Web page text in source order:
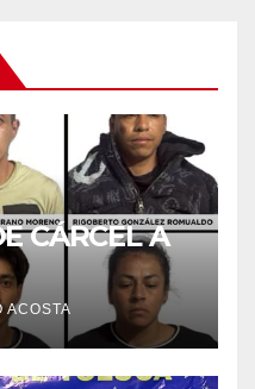
CÁRCEL A
ACOSTA